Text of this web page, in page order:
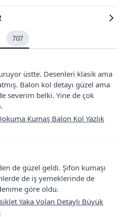
707
üstte. Desenleri klasik ama
Balon kol detayı güzel ama
severim belki. Yine de çok
Kumaş Balon Kol Yazlık
de güzel geldi. Şifon kumaşı
de iş yemeklerinde de
göre oldu.
Yaka Volan Detaylı Büyük